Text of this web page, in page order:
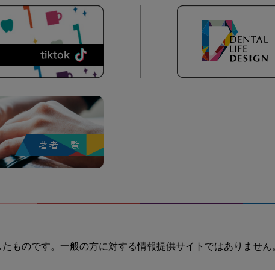
ものです。一般の方に対する情報提供サイトではありません